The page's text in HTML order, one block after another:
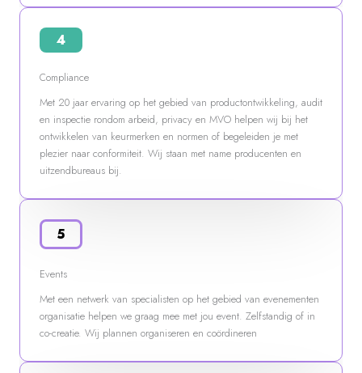
4
Compliance
Met 20 jaar ervaring op het gebied van productontwikkeling, audit
en inspectie rondom arbeid, privacy en MVO helpen wij bij het
ontwikkelen van keurmerken en normen of begeleiden je met
plezier naar conformiteit. Wij staan met name producenten en
uitzendbureaus bij.
5
Events
Met een netwerk van specialisten op het gebied van evenementen
organisatie helpen we graag mee met jou event. Zelfstandig of in
co-creatie. Wij plannen organiseren en coördineren